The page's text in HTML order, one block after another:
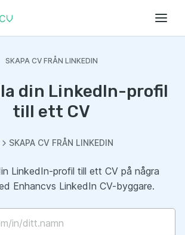
SKAPA CV FRÅN LINKEDIN
din LinkedIn-profil
till ett CV
SKAPA CV FRÅN LINKEDIN
LinkedIn-profil till ett CV på några
Enhancvs LinkedIn CV-byggare.